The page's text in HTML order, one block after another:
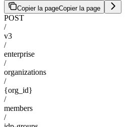
Copier la pageCopier la page
POST
/
v3
/
enterprise
/
organizations
/
{org_id}
/
members
/